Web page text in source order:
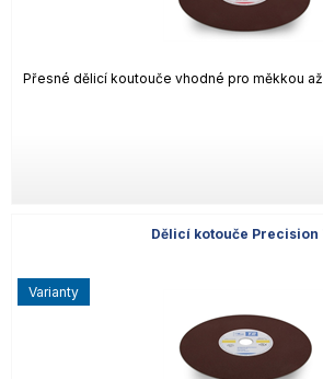
Přesné dělicí koutouče vhodné pro měkkou
Dělicí kotouče Precision
varianty